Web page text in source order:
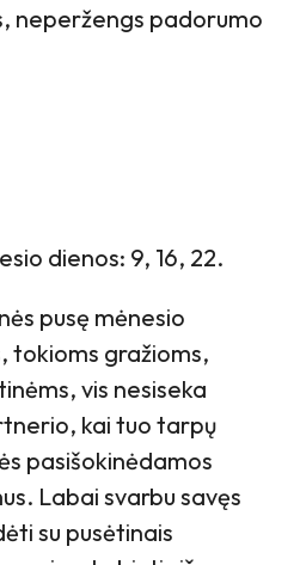
neperžengs padorumo
dienos: 9, 16, 22.
pusę mėnesio
tokioms gražioms,
vis nesiseka
kai tuo tarpų
pasišokinėdamos
Labai svarbu savęs
su pusėtinais